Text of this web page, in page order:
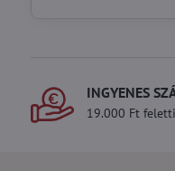
INGYENES
19.000 Ft